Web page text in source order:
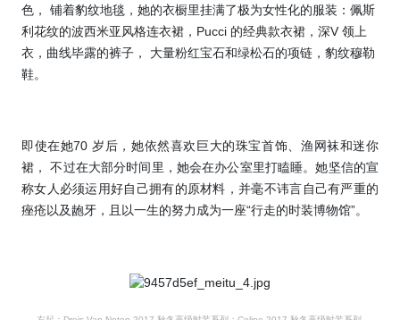
色， 铺着豹纹地毯，她的衣橱里挂满了极为女性化的服装：佩斯
利花纹的波西米亚风格连衣裙，Pucci 的经典款衣裙，深V 领上
衣，曲线毕露的裤子， 大量粉红宝石和绿松石的项链，豹纹穆勒
鞋。
即使在她70 岁后，她依然喜欢巨大的珠宝首饰、渔网袜和迷你
裙， 不过在大部分时间里，她会在办公室里打瞌睡。她坚信的宣
称女人必须运用好自己拥有的原材料，并毫不讳言自己有严重的
痤疮以及龅牙，且以一生的努力成为一座“行走的时装博物馆”。